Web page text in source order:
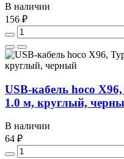
В наличии
156 ₽
USB-кабель hoco
1.0 м, круглый,
В наличии
64 ₽